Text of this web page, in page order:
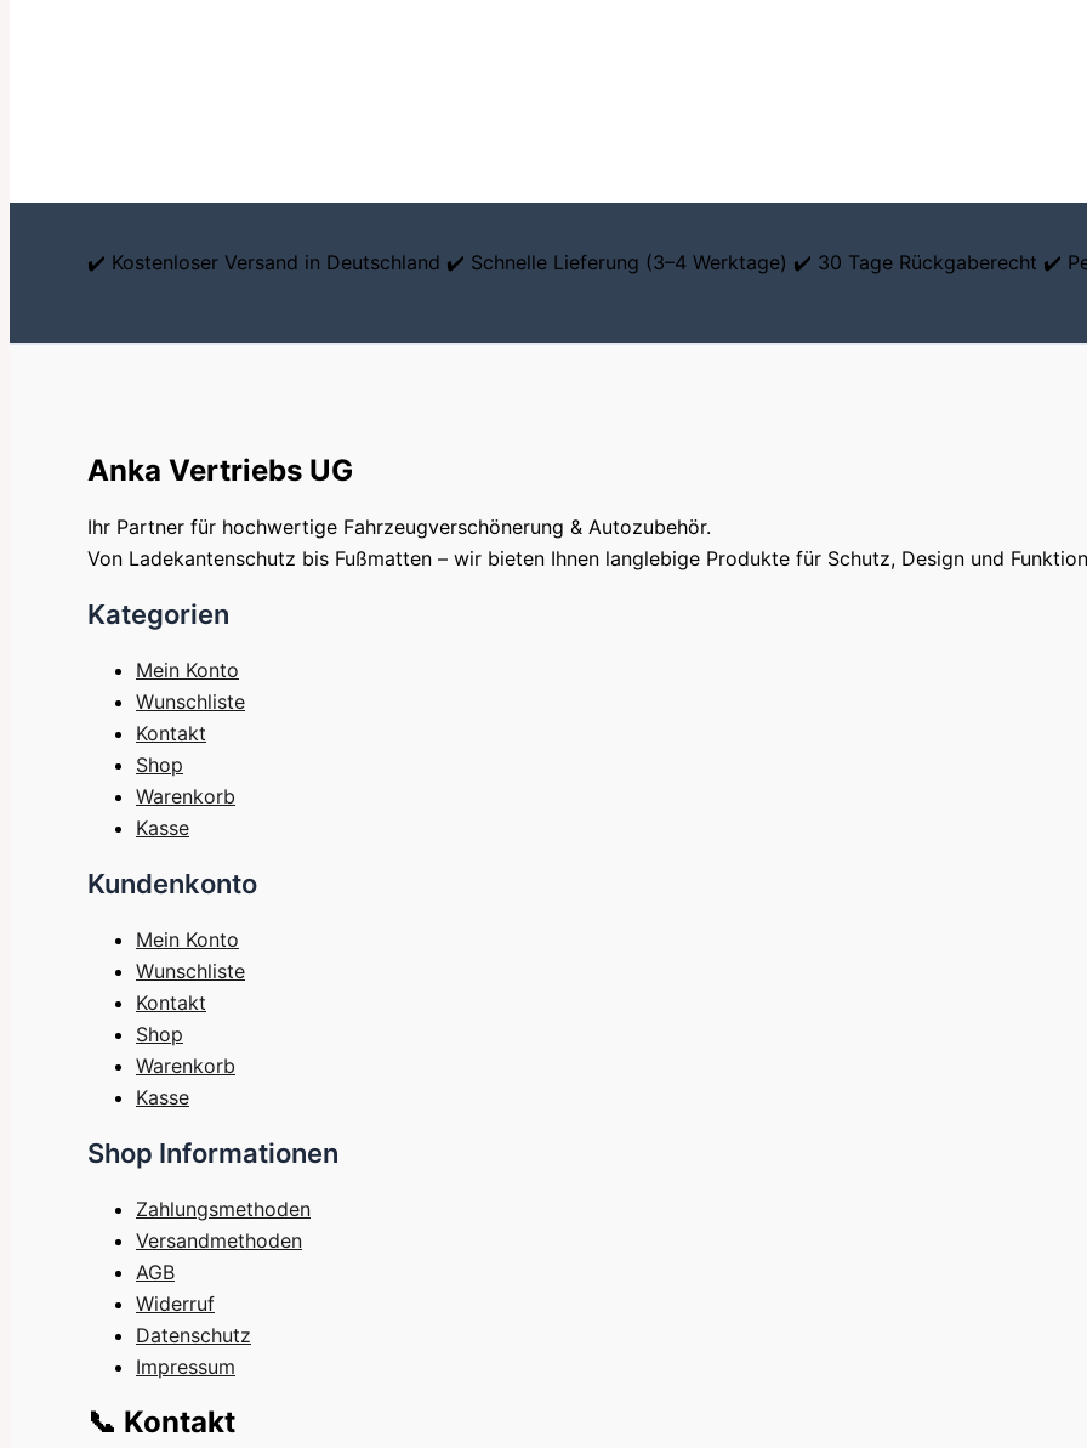
✔️ Kostenloser Versand in Deutschland ✔️ Schnelle Lieferung (3–4 Werktage) ✔️ 30 Tage Rückgaberecht ✔️
Anka Vertriebs UG
Ihr Partner für hochwertige Fahrzeugverschönerung & Autozubehör.
Von Ladekantenschutz bis Fußmatten – wir bieten Ihnen langlebige Produkte für Schutz, Design und
Kategorien
Mein Konto
Wunschliste
Kontakt
Shop
Warenkorb
Kasse
Kundenkonto
Mein Konto
Wunschliste
Kontakt
Shop
Warenkorb
Kasse
Shop Informationen
Zahlungsmethoden
Versandmethoden
AGB
Widerruf
Datenschutz
Impressum
📞 Kontakt